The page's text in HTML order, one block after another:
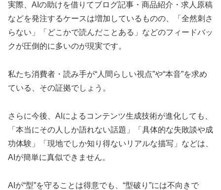
実際、AIの助けを借りてブログ記事・商品紹介・求人原稿
などを発注するケースは増加しているものの、「全然刺さ
らない」「どこかで読んだことある」などのフィードバッ
クが圧倒的に多いのが現実です。
私たち消費者・読み手が“人間らしい視点”や“本音”を求め
ている、その証拠でしょう。
さらに今後、AIによるコンテンツ生成技術が進化しても、
「本当にその人しか語れない話題」「具体的な失敗談や成
功体験」「現地でしか知り得ないリアルな描写」などは、
AIが簡単に真似できません。
AIが“型”を守ることは得意でも、“型破り”には不向きで